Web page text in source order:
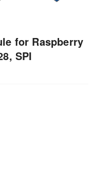
for Raspberry
SPI